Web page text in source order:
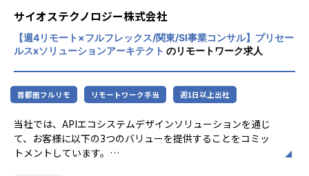
しかし本番で動くシステムの設計変更やインフラ改善は大き
な負担になるため、
多くの企業が『改善したいのに改善できない』というジレン
マに直面しています。
リソースや組織の問題に囚われないプロジェクト推進が可能
またexaBase Studioに搭載されたAI技術は、当社が培ったノ
ウハウによって常に最新化されるため、
最新の技術レベルのAIソフトウェアを利用できます。
・オンプレミスからクラウド(AWS/Azure)へのリフト＆シフ
ト技術支援
・AWS/Azureなどを利用したクラウドデザイン・クラウドエ
ックエンジニア技術支援
ど利用した自動化・コード化技術支援
【業務の変更の範囲】
サイオステクノロジー株式会社
【週4リモート×フルフレックス/関東/SI事業コンサル】プリセー
ルスxソリューションアーキテクト のリモートワーク求人
首都圏フルリモ リモートワーク手当 週1日以上出社
当社では、APIエコシステムデザインソリューションを通じ
て、お客様に以下の3つのバリューを提供することをコミッ
トメントしています。